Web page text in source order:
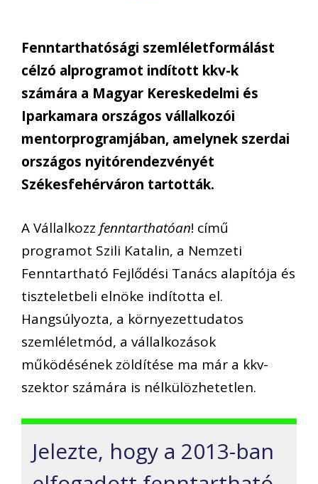
Fenntarthatósági szemléletformálást
célzó alprogramot indított kkv-k
számára a Magyar Kereskedelmi és
Iparkamara országos vállalkozói
mentorprogramjában, amelynek szerdai
országos nyitórendezvényét
Székesfehérváron tartották.
A Vállalkozz fenntarthatóan! című
programot Szili Katalin, a Nemzeti
Fenntartható Fejlődési Tanács alapítója és
tiszteletbeli elnöke indította el.
Hangsúlyozta, a környezettudatos
szemléletmód, a vállalkozások
működésének zöldítése ma már a kkv-
szektor számára is nélkülözhetetlen.
Jelezte, hogy a 2013-ban